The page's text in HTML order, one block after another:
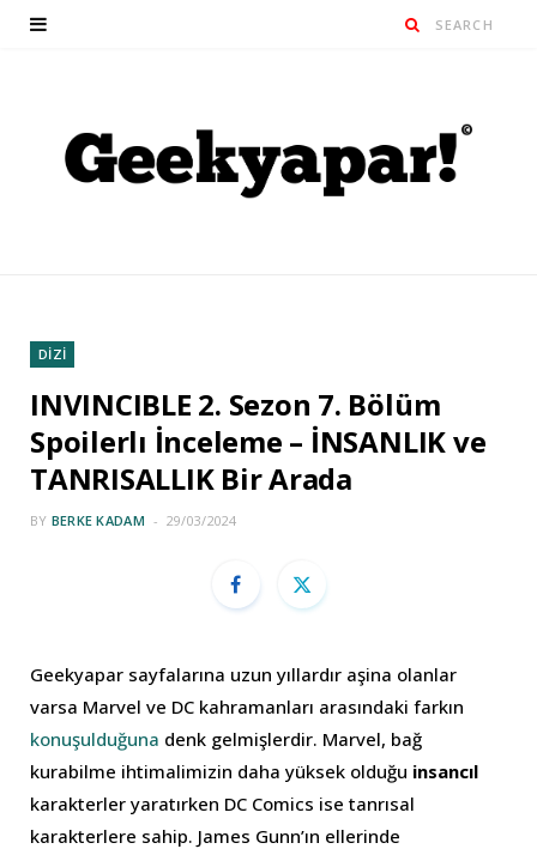
DİZİ
INVINCIBLE 2. Sezon 7. Bölüm
Spoilerlı İnceleme – İNSANLIK ve
TANRISALLIK Bir Arada
BY BERKE KADAM 29/03/2024
Geekyapar sayfalarına uzun yıllardır aşina olanlar
varsa Marvel ve DC kahramanları arasındaki farkın
konuşulduğuna denk gelmişlerdir. Marvel, bağ
kurabilme ihtimalimizin daha yüksek olduğu insancıl
karakterler yaratırken DC Comics ise tanrısal
karakterlere sahip. James Gunn’ın ellerinde